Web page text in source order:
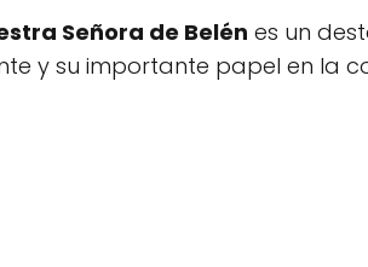
Señora de Belén es un
y su importante papel en la